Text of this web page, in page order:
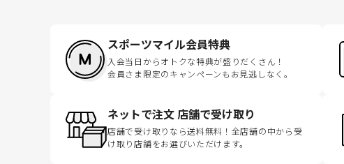
スポーツマイル会員特典
入会当日からオトクな特典が盛りだくさん！
会員さま限定のキャンペーンもお見逃しなく。
ネットで注文 店舗で受け取り
店舗で受け取りなら送料無料！全店舗の中から受
け取り店舗をお選びいただけます。